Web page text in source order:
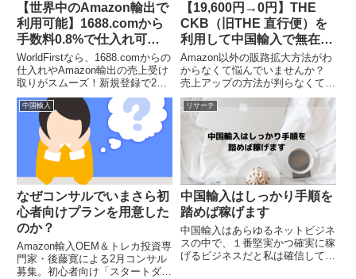
【世界中のAmazon輸出で
利用可能】1688.comから
手数料0.8%で仕入れ可能
な口座紹介【招待コード入
力で、$200キャッシュバ
ック】
WorldFirstなら、1688.comからの
仕入れやAmazon輸出の売上受け
取りがスムーズ！新規登録で200
ドルキャッシュバックのチャン
ス。手数料0.9%で海外送金や
VAT支払いも簡単。副業や越境
EC初心者にもおすすめの海外口
座サービスです。
【19,600円→0円】THE
CKB（旧THE 直行便）を
利用して中国輸入で無在庫
販売を始める方法
Amazon以外の販路拡大方法がわ
からなくて悩んでいませんか？
売上アップの方法が判らなくて悩
んでいる物販プレイヤーは絶対読
んで下さい。
中国輸入
なぜコンサルでいまさら初
心者向けプランを用意した
のか？
Amazon輸入OEM＆トレカ投資専
門家・後藤寛による2月コンサル
募集。初心者向け「スタートダッ
リサーチ
中国輸入はしっかり手順を
踏めば稼げます
中国輸入はあらゆるネットビジネ
スの中で、１番堅実かつ確実に稼
げるビジネスだと私は確信してい